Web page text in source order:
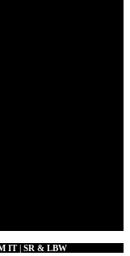
IT | SR & LBW